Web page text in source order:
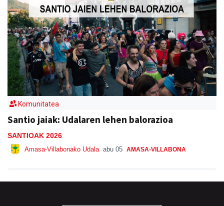
Komunitatea
Santio jaiak: Udalaren lehen balorazioa
SANTIOAK 2026
Amasa-Villabonako Udala abu 05 AMASA-VILLABONA